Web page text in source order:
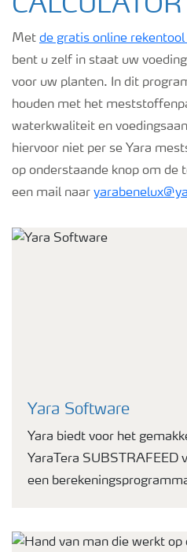
Met de gratis online
bent u zelf in staat uw
voor uw planten. In dit
houden met het
waterkwaliteit en
hiervoor niet per se Yara
op onderstaande knop om de
een mail naar
Yara Software
Yara biedt voor het
YaraTera SUBSTRAFEED
een